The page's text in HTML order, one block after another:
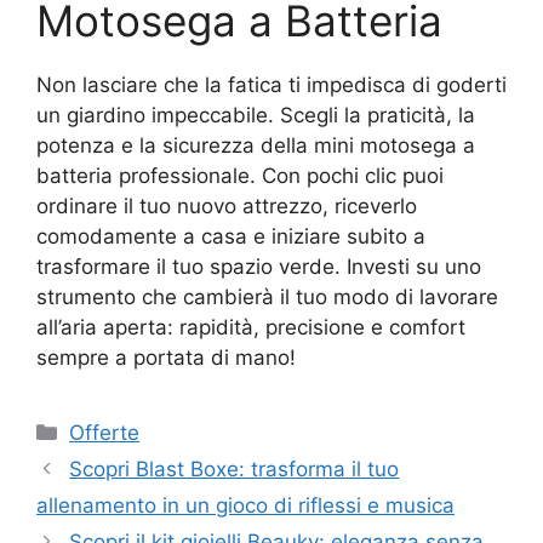
Motosega a Batteria
Non lasciare che la fatica ti impedisca di goderti
un giardino impeccabile. Scegli la praticità, la
potenza e la sicurezza della mini motosega a
batteria professionale. Con pochi clic puoi
ordinare il tuo nuovo attrezzo, riceverlo
comodamente a casa e iniziare subito a
trasformare il tuo spazio verde. Investi su uno
strumento che cambierà il tuo modo di lavorare
all’aria aperta: rapidità, precisione e comfort
sempre a portata di mano!
Categorie
Offerte
Scopri Blast Boxe: trasforma il tuo
allenamento in un gioco di riflessi e musica